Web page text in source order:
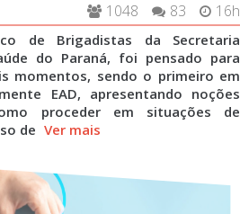
16h
83
1048
de Brigadistas da Secretaria
do Paraná, foi pensado para
momentos, sendo o primeiro em
EAD, apresentando noções
proceder em situações de
de Ver mais